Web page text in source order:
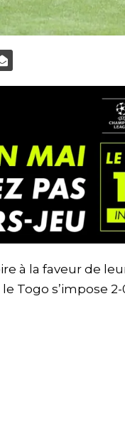
à la faveur de
Togo s’impose 2-